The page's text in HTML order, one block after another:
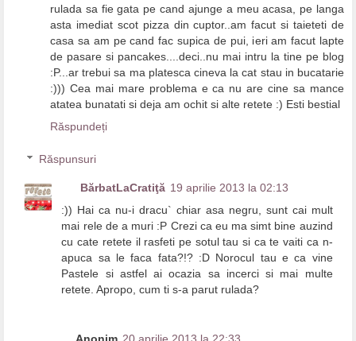
rulada sa fie gata pe cand ajunge a meu acasa, pe langa
asta imediat scot pizza din cuptor..am facut si taieteti de
casa sa am pe cand fac supica de pui, ieri am facut lapte
de pasare si pancakes....deci..nu mai intru la tine pe blog
:P...ar trebui sa ma platesca cineva la cat stau in bucatarie
:))) Cea mai mare problema e ca nu are cine sa mance
atatea bunatati si deja am ochit si alte retete :) Esti bestial
Răspundeți
Răspunsuri
BărbatLaCratiţă 19 aprilie 2013 la 02:13
:)) Hai ca nu-i dracu` chiar asa negru, sunt cai mult
mai rele de a muri :P Crezi ca eu ma simt bine auzind
cu cate retete il rasfeti pe sotul tau si ca te vaiti ca n-
apuca sa le faca fata?!? :D Norocul tau e ca vine
Pastele si astfel ai ocazia sa incerci si mai multe
retete. Apropo, cum ti s-a parut rulada?